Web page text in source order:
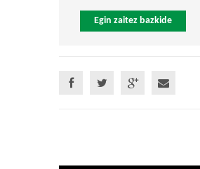
Egin zaitez bazkide